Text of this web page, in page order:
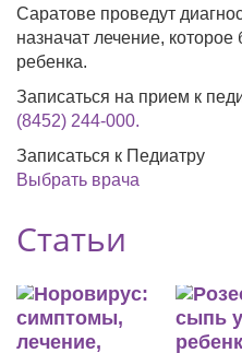
Саратове проведут
назначат лечение,
ребенка.
Записаться на прием к
(8452) 244-000.
Записаться к Педиатру
Выбрать врача
Статьи